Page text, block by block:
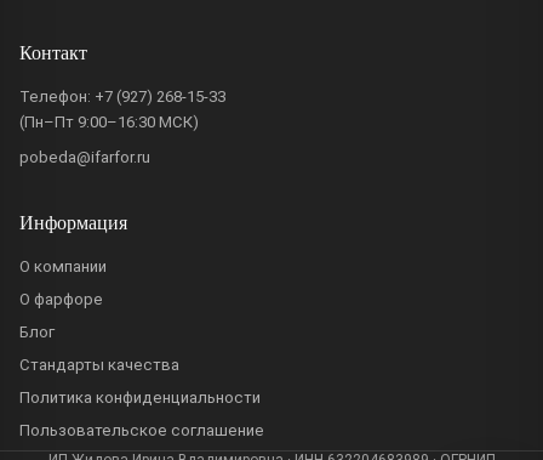
Контакт
Телефон: +7 (927) 268-15-33
(Пн–Пт 9:00–16:30 МСК)
pobeda@ifarfor.ru
Информация
О компании
О фарфоре
Блог
Стандарты качества
Политика конфиденциальности
Пользовательское соглашение